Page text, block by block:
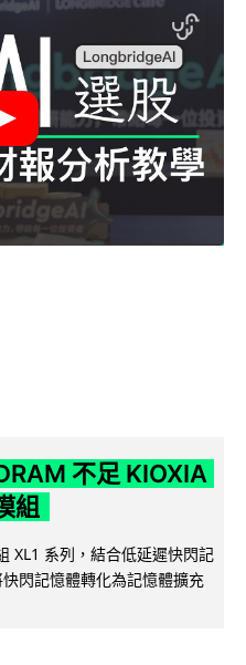
不足 KIOXIA
組
XL1 系列，結合低延遲快閃記
閃記憶體轉化為記憶體擴充